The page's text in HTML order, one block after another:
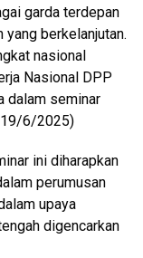
garda terdepan
berkelanjutan.
nasional
Nasional DPP
dalam seminar
6/2025)
ini diharapkan
perumusan
upaya
digencarkan